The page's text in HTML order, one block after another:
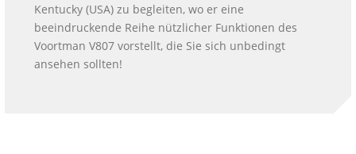
Kentucky (USA) zu begleiten, wo er eine
beeindruckende Reihe nützlicher Funktionen des
Voortman V807 vorstellt, die Sie sich unbedingt
ansehen sollten!